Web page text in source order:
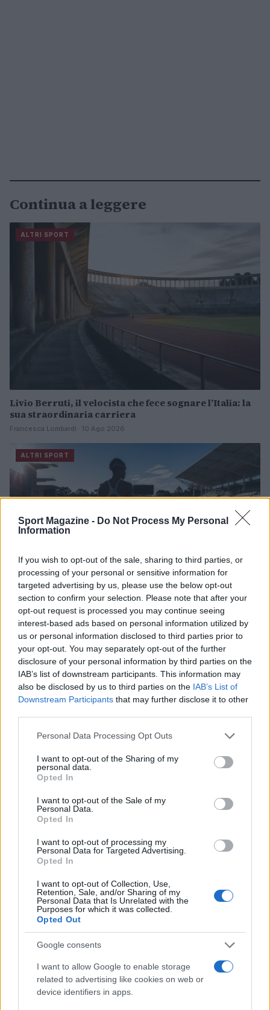
Sport Magazine - Do Not Process My Personal
Information
If you wish to opt-out of the sale, sharing to third parties, or
processing of your personal or sensitive information for
targeted advertising by us, please use the below opt-out
section to confirm your selection. Please note that after your
opt-out request is processed you may continue seeing
interest-based ads based on personal information utilized by
us or personal information disclosed to third parties prior to
your opt-out. You may separately opt-out of the further
disclosure of your personal information by third parties on the
IAB’s list of downstream participants. This information may
also be disclosed by us to third parties on the IAB’s List of
Downstream Participants that may further disclose it to other
Please note that this website/app uses one or more Google
not limited to your visit or usage behaviour. You may click to
grant or deny consent to Google and its third-party tags to
use your data for below specified purposes in below Google
consent section.
Personal Data Processing Opt Outs
I want to opt-out of the Sharing of my
personal data.
Opted In
I want to opt-out of the Sale of my
Personal Data.
Opted In
I want to opt-out of processing my
Personal Data for Targeted Advertising.
Opted In
I want to opt-out of Collection, Use,
Retention, Sale, and/or Sharing of my
Personal Data that Is Unrelated with the
Purposes for which it was collected.
Opted Out
Google consents
I want to allow Google to enable storage
related to advertising like cookies on web or
device identifiers in apps.
Continua a leggere
ALTRI SPORT
Livio Berruti, il velocista che fece sognare l’Italia: la
sua straordinaria carriera
Francesca Lombardi · 10 Ago 2026
ALTRI SPORT
Nuoto: l’Italia si prepara per gli Europei 2026 a Parigi
Ilaria Mauri · 10 Ago 2026
ALTRI SPORT
dello sport
Francesca Lombardi · 10 Ago 2026
PIÙ LETTI
1
palinsesto sportivo del 3 agosto
A quanto ammonta il patrimonio di Federica
Pellegrini? Lo stipendio